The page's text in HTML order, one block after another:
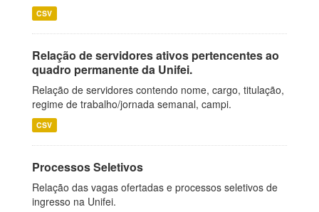
CSV
Relação de servidores ativos pertencentes ao
quadro permanente da Unifei.
Relação de servidores contendo nome, cargo, titulação,
regime de trabalho/jornada semanal, campi.
CSV
Processos Seletivos
Relação das vagas ofertadas e processos seletivos de
ingresso na Unifei.